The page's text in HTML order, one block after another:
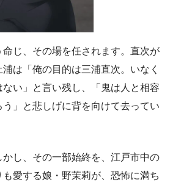
じ、その場を任されます。直次が
は「俺の目的は三浦直次。いなく
い」と言い残し、「鬼は人と相容
」と悲しげに背を向けて去ってい
し、その一部始終を、江戸市中の
愛する娘・野茉莉が、恐怖に満ち